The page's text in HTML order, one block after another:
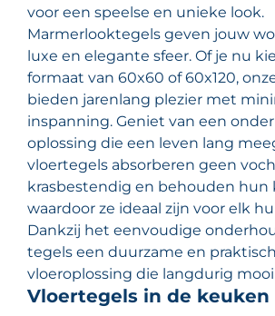
voor een speelse en unieke look.
Marmerlooktegels geven jouw
luxe en elegante sfeer. Of je nu
formaat van 60x60 of 60x120,
bieden jarenlang plezier met
inspanning. Geniet van een
oplossing die een leven lang
vloertegels absorberen geen
krasbestendig en behouden hun
waardoor ze ideaal zijn voor elk
Dankzij het eenvoudige
tegels een duurzame en
vloeroplossing die langdurig
Vloertegels in de keuken